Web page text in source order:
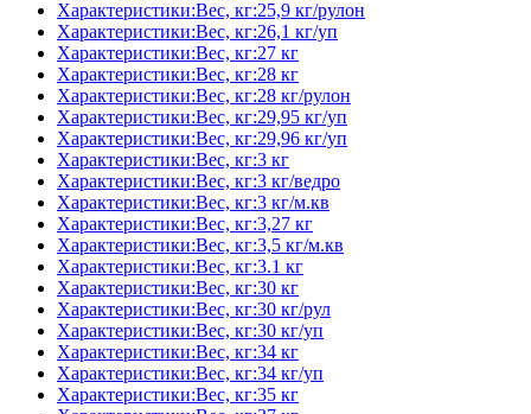
Характеристики:Вес, кг:25,9 кг/рулон
Характеристики:Вес, кг:26,1 кг/уп
Характеристики:Вес, кг:27 кг
Характеристики:Вес, кг:28 кг
Характеристики:Вес, кг:28 кг/рулон
Характеристики:Вес, кг:29,95 кг/уп
Характеристики:Вес, кг:29,96 кг/уп
Характеристики:Вес, кг:3 кг
Характеристики:Вес, кг:3 кг/ведро
Характеристики:Вес, кг:3 кг/м.кв
Характеристики:Вес, кг:3,27 кг
Характеристики:Вес, кг:3,5 кг/м.кв
Характеристики:Вес, кг:3.1 кг
Характеристики:Вес, кг:30 кг
Характеристики:Вес, кг:30 кг/рул
Характеристики:Вес, кг:30 кг/уп
Характеристики:Вес, кг:34 кг
Характеристики:Вес, кг:34 кг/уп
Характеристики:Вес, кг:35 кг